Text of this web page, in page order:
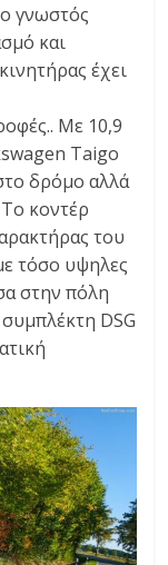
γνωστός
και
έχει
Με 10,9
Taigo
δρόμο αλλά
κοντέρ
του
τόσο υψηλες
στην πόλη
DSG